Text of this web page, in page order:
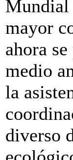
Mundial
mayor
ahora
medio
la
diverso